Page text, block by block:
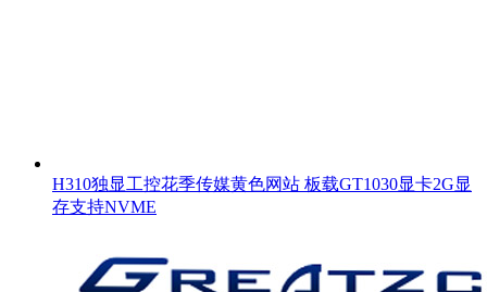
H310独显工控花季传媒黄色网站 板载GT1030显卡2G显
存支持NVME